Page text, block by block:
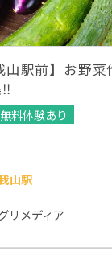
山駅前】お野
無料体験あり
山駅
リメディア